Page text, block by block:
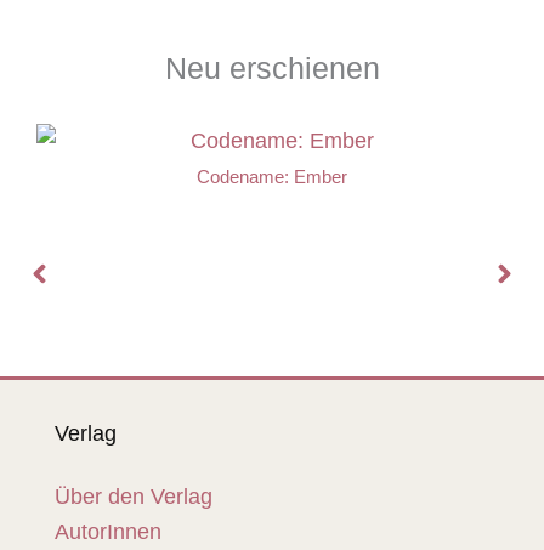
Neu erschienen
Codename: Ember
Verlag
Über den Verlag
AutorInnen